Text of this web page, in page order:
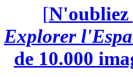
[
Explorer
de 10.000